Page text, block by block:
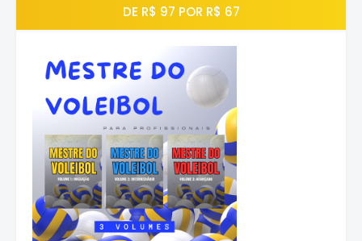
DE R$ 97 POR R$ 67